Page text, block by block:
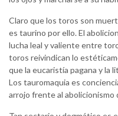
Claro que los toros son
es taurino por ello. El
lucha leal y valiente entre
toros reivindican lo
que la eucaristía pagana y la
Los tauromaquia es
arrojo frente al abolicionismo